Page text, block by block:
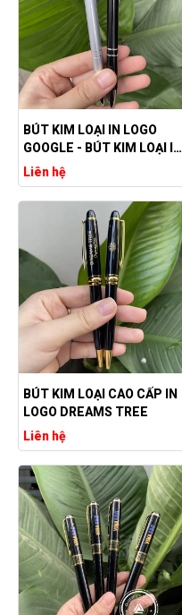
BÚT KIM LOẠI IN LOGO
GOOGLE - BÚT KIM LOẠI IN
LOGO THEO YÊU CẦU
Liên hệ
BÚT KIM LOẠI CAO CẤP IN
LOGO DREAMS TREE
Liên hệ